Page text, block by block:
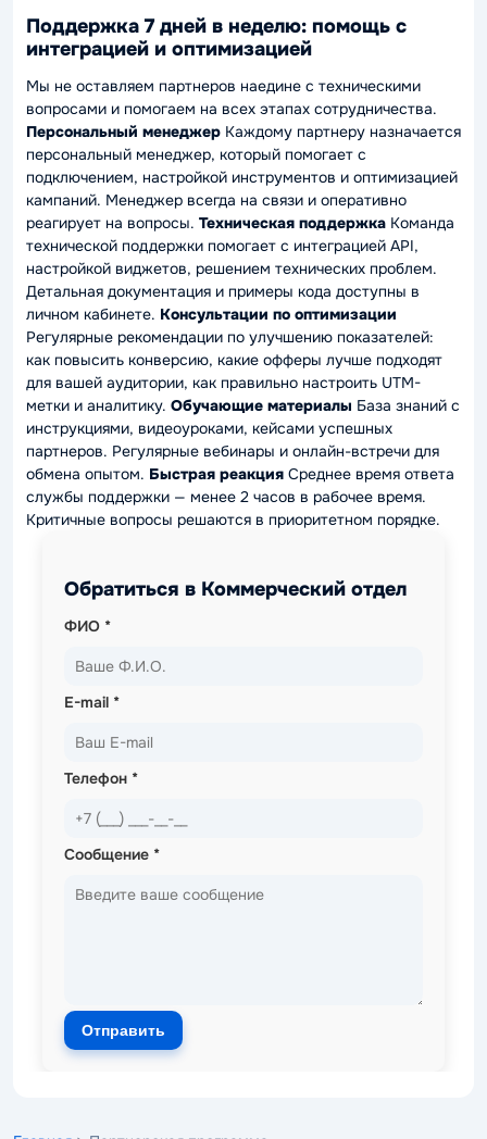
Поддержка 7 дней в неделю: помощь с
интеграцией и оптимизацией
Мы не оставляем партнеров наедине с техническими
вопросами и помогаем на всех этапах сотрудничества.
Персональный менеджер Каждому партнеру назначается
персональный менеджер, который помогает с
подключением, настройкой инструментов и оптимизацией
кампаний. Менеджер всегда на связи и оперативно
реагирует на вопросы. Техническая поддержка Команда
технической поддержки помогает с интеграцией API,
настройкой виджетов, решением технических проблем.
Детальная документация и примеры кода доступны в
личном кабинете. Консультации по оптимизации
Регулярные рекомендации по улучшению показателей:
как повысить конверсию, какие офферы лучше подходят
для вашей аудитории, как правильно настроить UTM-
метки и аналитику. Обучающие материалы База знаний с
инструкциями, видеоуроками, кейсами успешных
партнеров. Регулярные вебинары и онлайн-встречи для
обмена опытом. Быстрая реакция Среднее время ответа
службы поддержки — менее 2 часов в рабочее время.
Критичные вопросы решаются в приоритетном порядке.
Обратиться в Коммерческий отдел
ФИО *
E-mail *
Телефон *
Сообщение *
Отправить
я не робот